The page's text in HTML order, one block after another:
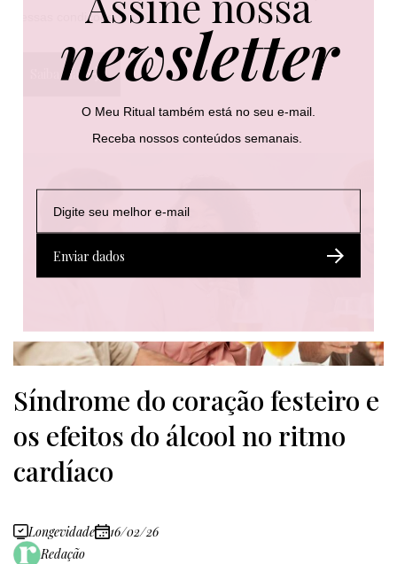
nessas condições.
Saiba mais
Síndrome do coração festeiro e
os efeitos do álcool no ritmo
cardíaco
Longevidade
16/02/26
Redação
newsletter
O Meu Ritual também está no seu e-mail.
Receba nossos conteúdos semanais.
m
l
m
l
m
a
i
E
-
m
a
l
m
l
Enviar dados